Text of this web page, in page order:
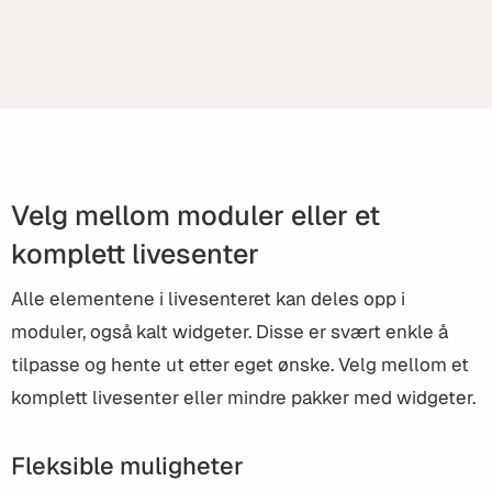
Velg mellom moduler eller et
komplett livesenter
Alle elementene i livesenteret kan deles opp i
moduler, også kalt widgeter. Disse er svært enkle å
tilpasse og hente ut etter eget ønske. Velg mellom et
komplett livesenter eller mindre pakker med widgeter.
Fleksible muligheter